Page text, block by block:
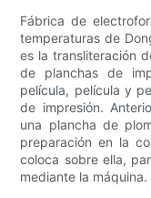
Fábrica de
temperaturas de
es la transliteración
de planchas de
película, película y
de impresión.
una plancha de
preparación en la
coloca sobre ella,
mediante la máquina.